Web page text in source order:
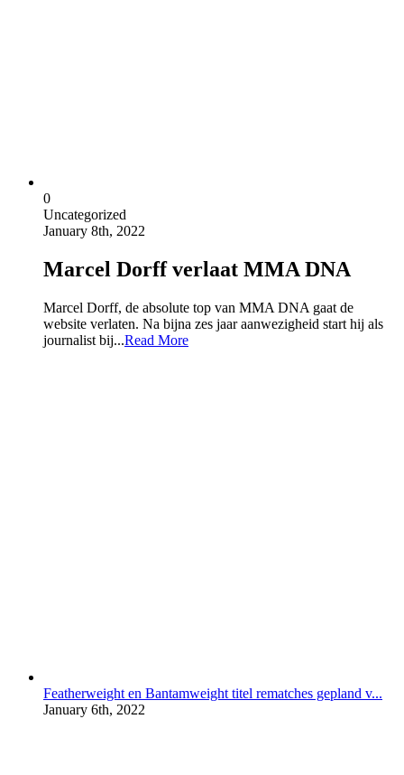
0
Uncategorized
January 8th, 2022
Marcel Dorff verlaat MMA DNA
Marcel Dorff, de absolute top van MMA DNA gaat de
website verlaten. Na bijna zes jaar aanwezigheid start hij als
journalist bij...Read More
Featherweight en Bantamweight titel rematches gepland v...
January 6th, 2022